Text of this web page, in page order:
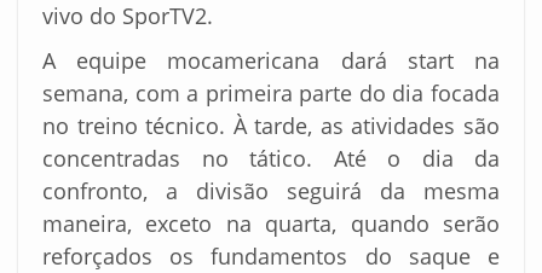
vivo do SporTV2.
A equipe mocamericana dará start na
semana, com a primeira parte do dia focada
no treino técnico. À tarde, as atividades são
concentradas no tático. Até o dia da
confronto, a divisão seguirá da mesma
maneira, exceto na quarta, quando serão
reforçados os fundamentos do saque e